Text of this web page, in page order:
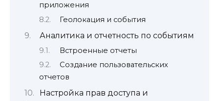
приложения
Геолокация и события
Аналитика и отчетность по событиям
Встроенные отчеты
Создание пользовательских
отчетов
Настройка прав доступа и